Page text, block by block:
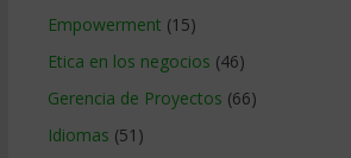
Empowerment (15)
Etica en los negocios (46)
Gerencia de Proyectos (66)
Idiomas (51)